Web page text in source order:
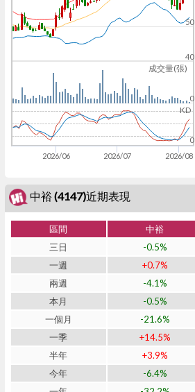
成交量(張)
KD
2026/06 2026/07 2026/08
40
50
0
0
中裕 (4147)近期表現
區間 中裕
三日
-0.5%
一週
+0.7%
兩週
-4.1%
本月
-0.5%
一個月
-21.6%
一季
+14.5%
半年
+3.9%
今年
-6.4%